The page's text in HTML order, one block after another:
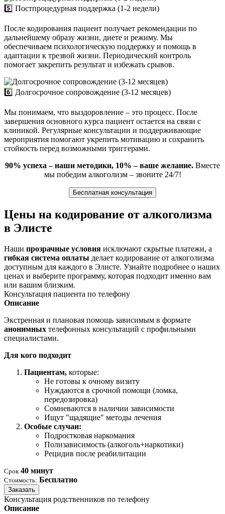
5️⃣ Постпроцедурная поддержка (1-2 недели)
После кодирования пациент получает рекомендации по
дальнейшему образу жизни, диете и режиму. Мы
обеспечиваем психологическую поддержку и помощь в
адаптации к трезвой жизни. Периодический контроль
помогает закрепить результат и избежать срывов.
6️⃣ Долгосрочное сопровождение (3-12 месяцев)
Мы понимаем, что выздоровление – это процесс. После
завершения основного курса пациент остается на связи с
клиникой. Регулярные консультации и поддерживающие
мероприятия помогают укрепить мотивацию и сохранить
стойкость перед возможными триггерами.
90% успеха – наши методики, 10% – ваше желание. Вместе
мы победим алкоголизм – звоните 24/7!
Бесплатная консультация
Цены на кодирование от алкоголизма
в Элисте
Наши прозрачные условия исключают скрытые платежи, а
гибкая система оплаты делает кодирование от алкоголизма
доступным для каждого в Элисте. Узнайте подробнее о наших
ценах и выберите программу, которая подходит именно вам
или вашим близким.
Консультация пациента по телефону
Описание
Экстренная и плановая помощь зависимым в формате
анонимных телефонных консультаций с профильными
специалистами.
Для кого подходит
Пациентам, которые:
Не готовы к очному визиту
Нуждаются в срочной помощи (ломка,
передозировка)
Сомневаются в наличии зависимости
Ищут "щадящие" методы лечения
Особые случаи:
Подростковая наркомания
Полизависимость (алкоголь+наркотики)
Рецидив после реабилитации
Срок 40 минут
Стоимость: Бесплатно
Заказать
Консультация родственников по телефону
Описание